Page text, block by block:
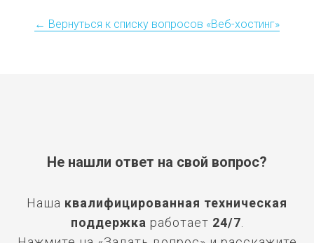
← Вернуться к списку вопросов «Веб-хостинг»
Не нашли ответ на свой вопрос?
Наша квалифицированная техническая
поддержка работает 24/7